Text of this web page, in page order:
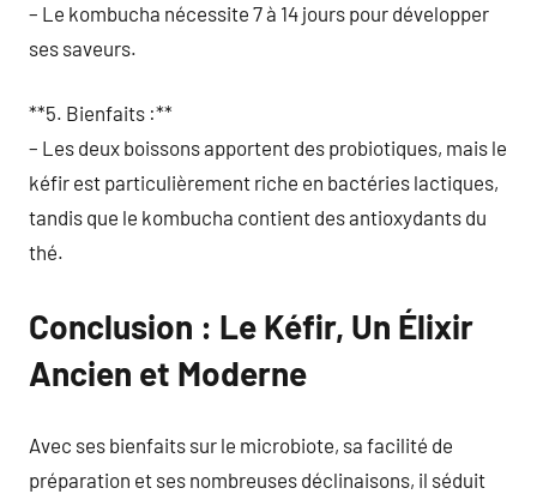
– Le kombucha nécessite 7 à 14 jours pour développer
ses saveurs.
**5. Bienfaits :**
– Les deux boissons apportent des probiotiques, mais le
kéfir est particulièrement riche en bactéries lactiques,
tandis que le kombucha contient des antioxydants du
thé.
Conclusion : Le Kéfir, Un Élixir
Ancien et Moderne
Avec ses bienfaits sur le microbiote, sa facilité de
préparation et ses nombreuses déclinaisons, il séduit